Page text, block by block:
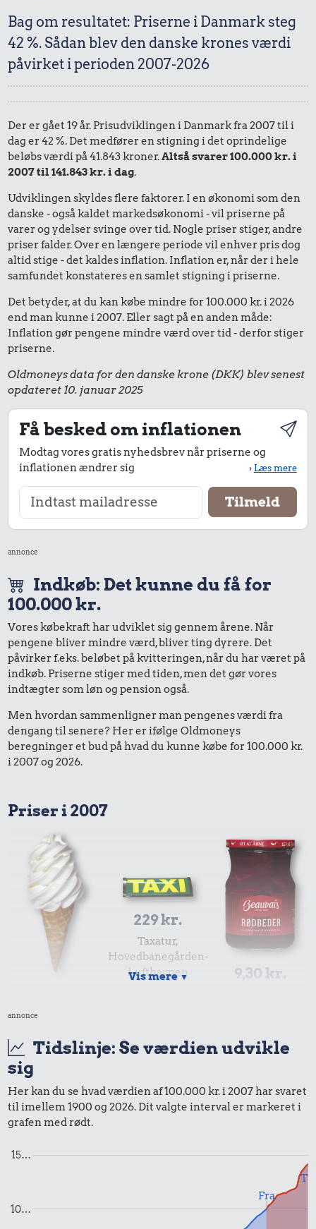
Bag om resultatet: Priserne i Danmark steg
42 %. Sådan blev den danske krones værdi
påvirket i perioden 2007-2026
Der er gået 19 år. Prisudviklingen i Danmark fra 2007 til i
dag er 42 %. Det medfører en stigning i det oprindelige
beløbs værdi på 41.843 kroner.Altså svarer 100.000 kr. i
2007 til 141.843 kr. i dag.
Udviklingen skyldes flere faktorer. I en økonomi som den
danske - også kaldet markedsøkonomi - vil priserne på
varer og ydelser svinge over tid. Nogle priser stiger, andre
priser falder. Over en længere periode vil enhver pris dog
altid stige - det kaldes inflation. Inflation er, når der i hele
samfundet konstateres en samlet stigning i priserne.
Det betyder, at du kan købe mindre for 100.000 kr. i 2026
end man kunne i 2007. Eller sagt på en anden måde:
Inflation gør pengene mindre værd over tid - derfor stiger
priserne.
Oldmoneys data for den danske krone (DKK) blev senest
opdateret 10. januar 2025
Få besked om inflationen
Modtag vores gratis nyhedsbrev når priserne og
inflationen ændrer sig
›Læs mere
annonce
Indkøb: Det kunne du få for
100.000 kr.
Vores købekraft har udviklet sig gennem årene. Når
pengene bliver mindre værd, bliver ting dyrere. Det
påvirker f.eks. beløbet på kvitteringen, når du har været på
indkøb. Priserne stiger med tiden, men det gør vores
indtægter som løn og pension også.
Men hvordan sammenligner man pengenes værdi fra
dengang til senere? Her er ifølge Oldmoneys
beregninger et bud på hvad du kunne købe for 100.000 kr.
i 2007 og 2026.
Priser i 2007
229 kr.
Taxatur,
Hovedbanegården-
Lufthavnen
9,30 kr.
12.523 kr.
Kat
Vis mere ▼
annonce
Tidslinje: Se værdien udvikle
sig
Her kan du se hvad værdien af 100.000 kr. i 2007 har svaret
til imellem 1900 og 2026. Dit valgte interval er markeret i
grafen med rødt.
10…
15…
Fra
Til